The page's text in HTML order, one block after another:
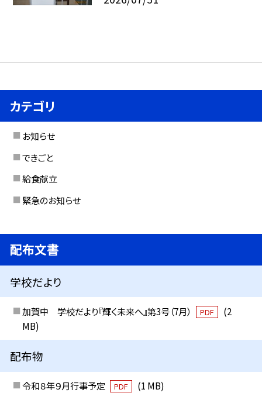
カテゴリ
お知らせ
できごと
給食献立
緊急のお知らせ
配布文書
学校だより
加賀中 学校だより『輝く未来へ』第3号（7月） PDF
(2
MB)
配布物
令和８年９月行事予定 PDF
(1 MB)